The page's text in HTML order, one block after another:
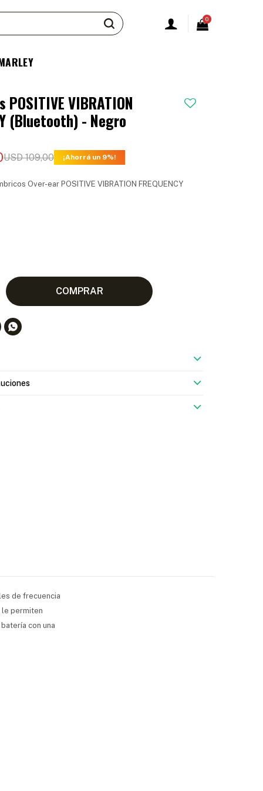
0
VIBRATION
(Bluetooth) - Negro
USD 109,00 9
Over-ear POSITIVE VIBRATION FREQUENCY
COMPRAR

de frecuencia
le permiten
con una